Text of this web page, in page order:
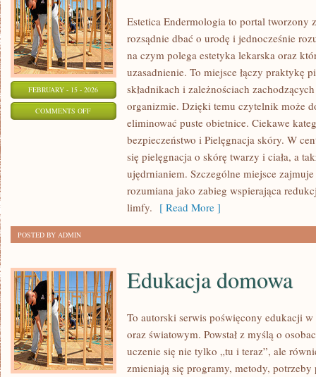
FEBRUARY - 15 - 2026
COMMENTS OFFON
PIELĘGNACJA
Estetica Endermologia to portal tworzony
rozsądnie dbać o urodę i jednocześnie
na czym polega estetyka lekarska oraz
uzasadnienie. To miejsce łączy praktykę
składnikach i zależnościach
organizmie. Dzięki temu czytelnik może
eliminować puste obietnice. Ciekawe
bezpieczeństwo i Pielęgnacja skóry. W
się pielęgnacja o skórę twarzy i ciała, a
ujędrnianiem. Szczególne miejsce
rozumiana jako zabieg wspierająca
limfy. [ Read More ]
POSTED BY ADMIN
Edukacja domowa
To autorski serwis poświęcony edukacji
oraz światowym. Powstał z myślą o
uczenie się nie tylko „tu i teraz”, ale
zmieniają się programy, metody,